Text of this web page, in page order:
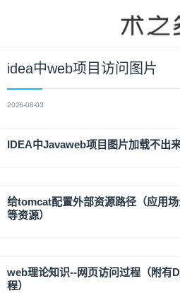
idea中web项目访问图片
2026-08-03
IDEA中Javaweb项目图片加载不出
给tomcat配置外部资源路径（应用
等资源）
web理论知识--网页访问过程（附有
程）